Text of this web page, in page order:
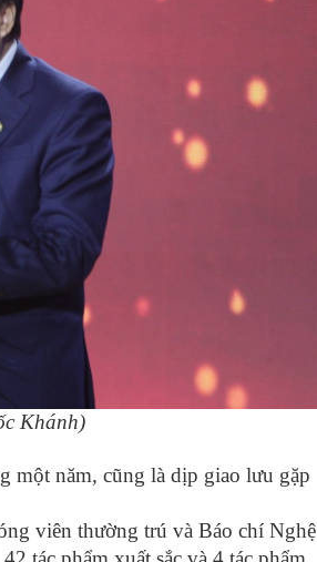
Khánh)
một năm, cũng là dịp giao lưu gặp
viên thường trú và Báo chí Nghệ